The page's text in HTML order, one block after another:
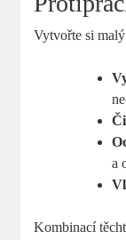
Vytvořte si
a
Kombinací